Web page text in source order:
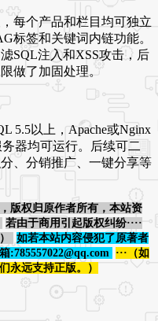
每个产品和栏目均可独立
标签和关键词内链功能。
SQL注入和XSS攻击，后
做了加固处理。
5.5以上，Apache或Nginx
器均可运行。后续可二
、分销推广、一键分享等
版权归原作者所有，本站资
若由于商用引起版权纠纷····
如若本站内容侵犯了原著者
:785557022@qq.com
···（如
永远支持正版。）